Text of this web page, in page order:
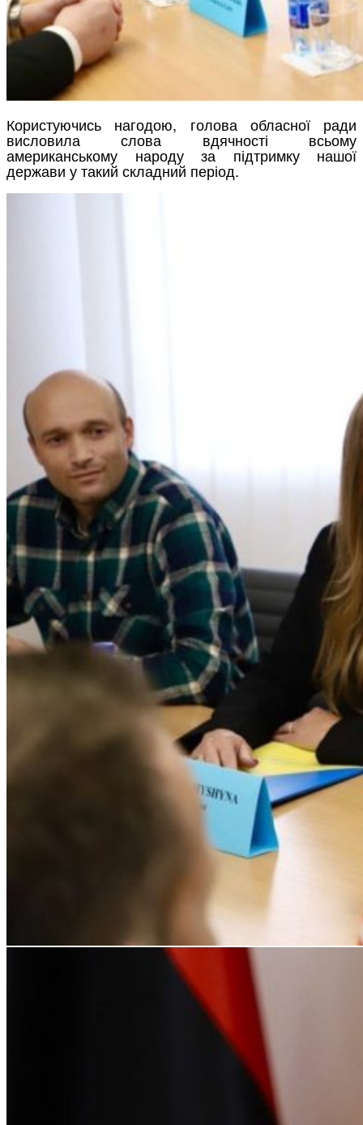
Користуючись нагодою, голова обласної ради
висловила слова вдячності всьому
американському народу за підтримку нашої
держави у такий складний період.